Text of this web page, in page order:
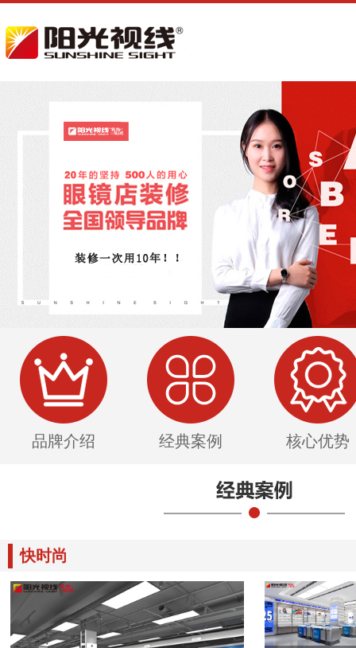
品牌介绍 经典案例 核心优势
快时尚